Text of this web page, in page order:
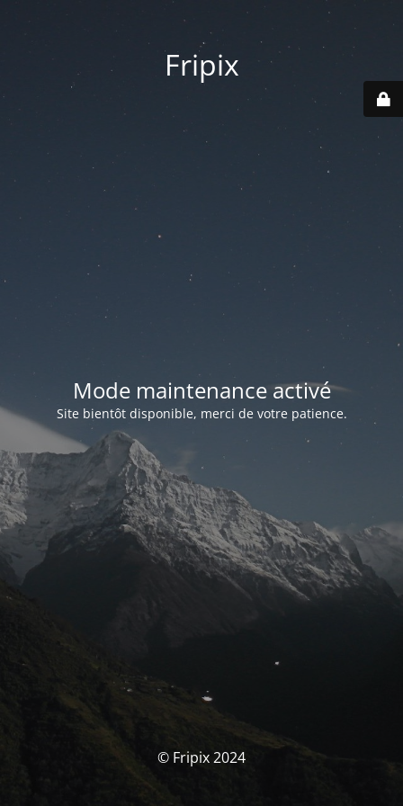
Fripix
Mode maintenance activé
Site bientôt disponible, merci de votre patience.
© Fripix 2024